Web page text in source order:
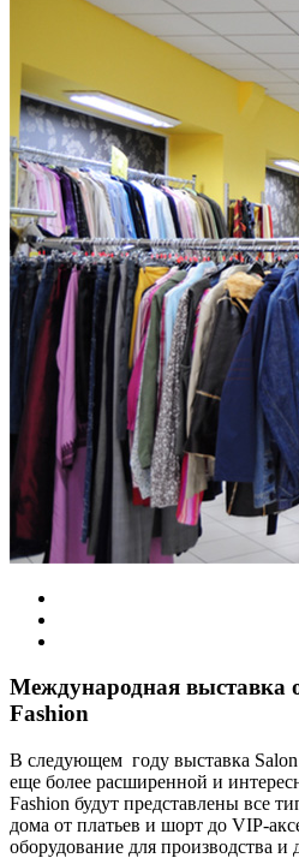
Международная выставка
Fashion
В следующем году выставка
еще более расширенной и
Fashion будут представлены все
дома от платьев и шорт до VIP-
оборудование для производства и